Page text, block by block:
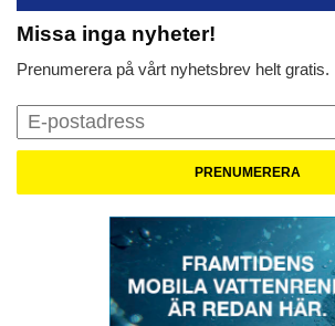
Missa inga nyheter!
Prenumerera på vårt nyhetsbrev helt gratis.